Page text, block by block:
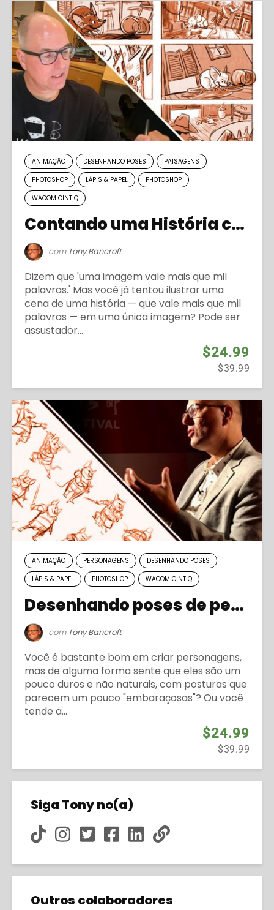
ANIMAÇÃO DESENHANDO POSES
PAISAGENS
PHOTOSHOP
LÁPIS & PAPEL
PHOTOSHOP
WACOM CINTIQ
Contando uma História com uma Ilustração
com Tony Bancroft
Dizem que 'uma imagem vale mais que mil
palavras.' Mas você já tentou ilustrar uma
cena de uma história — que vale mais que mil
palavras — em uma única imagem? Pode ser
assustador...
$24.99
$39.99
ANIMAÇÃO PERSONAGENS
DESENHANDO POSES
LÁPIS & PAPEL
PHOTOSHOP WACOM CINTIQ
Desenhando poses de personagens com personalidade
com Tony Bancroft
Você é bastante bom em criar personagens,
mas de alguma forma sente que eles são um
pouco duros e não naturais, com posturas que
parecem um pouco "embaraçosas"? Ou você
tende a...
$24.99
$39.99
Siga Tony no(a)
Outros colaboradores